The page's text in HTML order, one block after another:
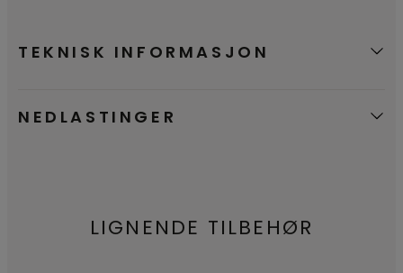
TEKNISK INFORMASJON
NEDLASTINGER
LIGNENDE TILBEHØR